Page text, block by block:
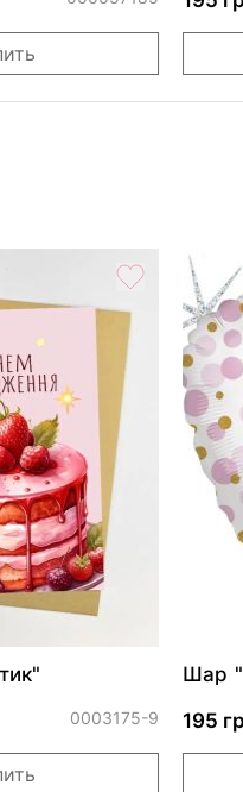
0003175-9
Шар
см
195